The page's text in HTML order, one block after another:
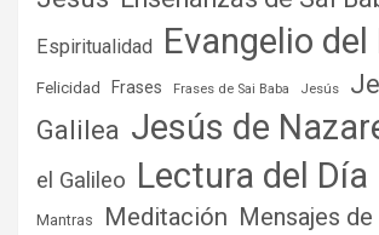
Espiritualidad Evangelio del
Felicidad Frases Frases de Sai Baba Jesús
Galilea Jesús de
el Galileo Lectura del Día
Mantras Meditación Mensajes de